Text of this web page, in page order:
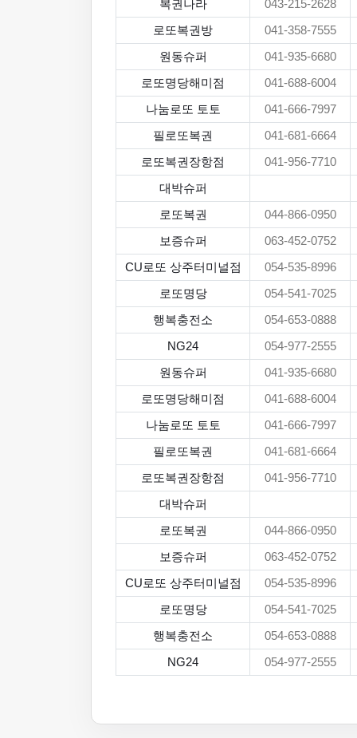
복권나라 043-215-2628
로또복권방 041-358-7555
원동슈퍼 041-935-6680
로또명당해미점 041-688-6004
나눔로또 토토 041-666-7997
필로또복권 041-681-6664
로또복권장항점 041-956-7710
대박슈퍼
로또복권 044-866-0950
보증슈퍼 063-452-0752
CU로또 상주터미널점 054-535-8996
로또명당 054-541-7025
행복충전소 054-653-0888
NG24 054-977-2555
원동슈퍼 041-935-6680
로또명당해미점 041-688-6004
나눔로또 토토 041-666-7997
필로또복권 041-681-6664
로또복권장항점 041-956-7710
대박슈퍼
로또복권 044-866-0950
보증슈퍼 063-452-0752
CU로또 상주터미널점 054-535-8996
로또명당 054-541-7025
행복충전소 054-653-0888
NG24 054-977-2555